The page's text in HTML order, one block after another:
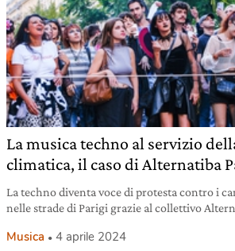
La musica techno al servizio
climatica, il caso di Alternatiba
La techno diventa voce di protesta contro i
nelle strade di Parigi grazie al collettivo
Musica 4 aprile 2024